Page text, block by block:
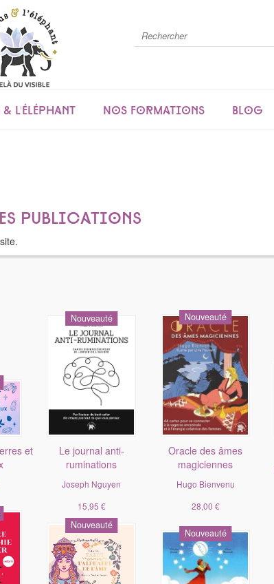
& l'éléphant Nos formations Blog
publications
et
Nouveauté
Le journal anti-
ruminations
Joseph Nguyen
15,95 €
Nouveauté
Oracle des âmes
magiciennes
Hugo Bienvenu
28,00 €
Nouveauté
Nouveauté